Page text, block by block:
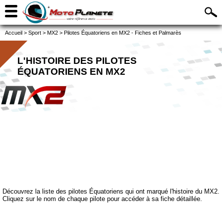
Accueil > Sport > MX2 > Pilotes Équatoriens en MX2 - Fiches et Palmarès
L'HISTOIRE DES PILOTES
ÉQUATORIENS EN MX2
Découvrez la liste des pilotes Équatoriens qui ont marqué l'histoire du MX2.
Cliquez sur le nom de chaque pilote pour accéder à sa fiche détaillée.